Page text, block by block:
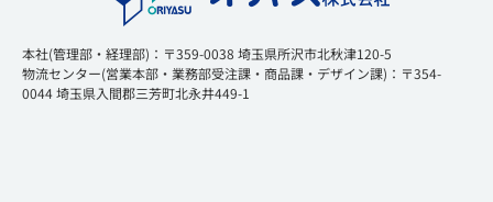
本社(管理部・経理部)：〒359-0038 埼玉県所沢市北秋津120-5
物流センター(営業本部・業務部受注課・商品課・デザイン課)：〒354-
0044 埼玉県入間郡三芳町北永井449-1